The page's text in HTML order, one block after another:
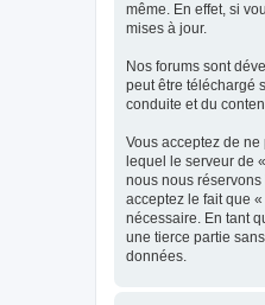
même. En effet, si
mises à jour.
Nos forums sont
peut être téléchargé
conduite et du
Vous acceptez de
lequel le serveur de
nous nous réservons
acceptez le fait que
nécessaire. En tant
une tierce partie
données.